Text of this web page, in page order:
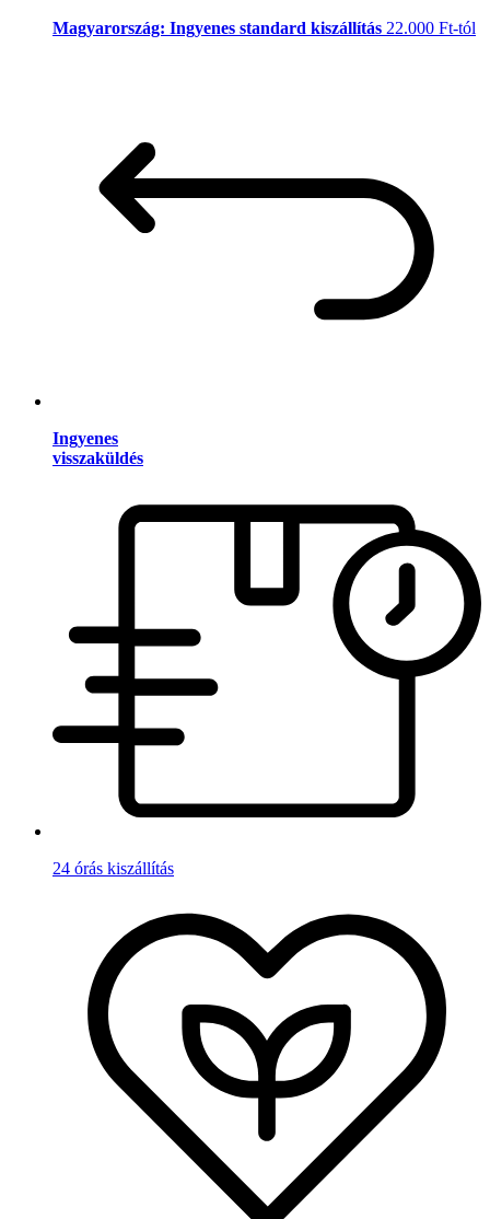
Magyarország: Ingyenes standard kiszállítás 22.000 Ft-tól
Ingyenes
visszaküldés
24 órás kiszállítás